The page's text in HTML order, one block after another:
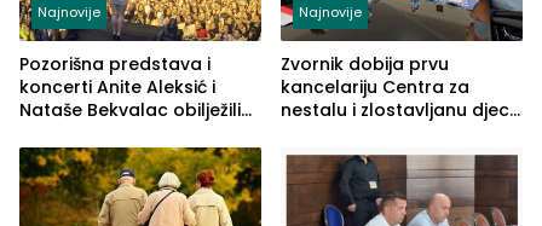
Najnovije
Pozorišna predstava i
koncerti Anite Aleksić i
Nataše Bekvalac obilježili
ljeta (FOTO)
Najnovije
Zvornik dobija prvu
kancelariju Centra za
nestalu i zlostavljanu djecu